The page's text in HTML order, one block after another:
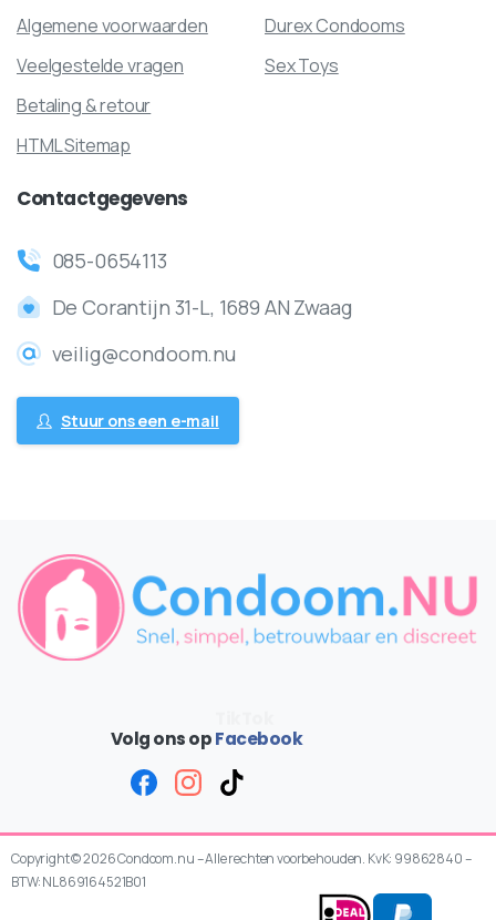
Algemene voorwaarden
Veelgestelde vragen
Betaling & retour
HTML Sitemap
Durex Condooms
Sex Toys
Contactgegevens
085-0654113
De Corantijn 31-L, 1689 AN Zwaag
veilig@condoom.nu
Stuur ons een e-mail
Volg ons opFacebook
Copyright © 2026 Condoom.nu – Alle rechten voorbehouden. KvK: 99862840 –
BTW: NL869164521B01